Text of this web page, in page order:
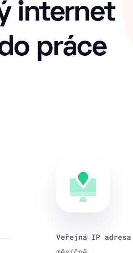
internet
práce
Veřejná IP adresa